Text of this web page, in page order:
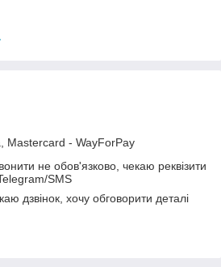
Mastercard - WayForPay
не обов'язково, чекаю реквізити
SMS
дзвінок, хочу обговорити деталі